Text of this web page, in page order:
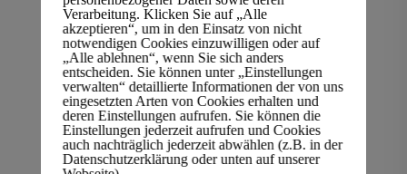
Computerschrott Recycling
fachgerechtnachDIN 66399
Kiel
Kiel profitiert von fachgerechtem Computerschrott
Verarbeitung. Klicken Sie auf „Alle
akzeptieren“, um in den Einsatz von nicht
notwendigen Cookies einzuwilligen oder auf
„Alle ablehnen“, wenn Sie sich anders
entscheiden. Sie können unter „Einstellungen
verwalten“ detaillierte Informationen der von uns
eingesetzten Arten von Cookies erhalten und
deren Einstellungen aufrufen. Sie können die
Einstellungen jederzeit aufrufen und Cookies
auch nachträglich jederzeit abwählen (z.B. in der
Datenschutzerklärung oder unten auf unserer